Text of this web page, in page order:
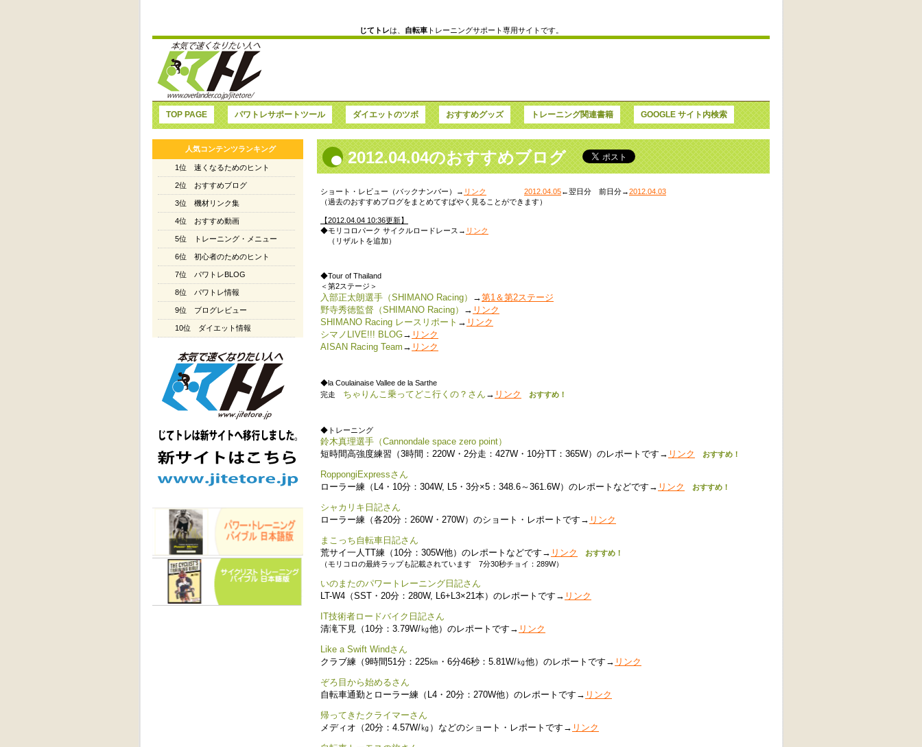
じてトレは、 自転車トレーニングサポート専用サイトです。
2012.04.04のおすすめブログ
ショート・レビュー（バックナンバー）→ リンク 2012.04.05←翌日分 前日分→2012.04.03
（過去のおすすめブログをまとめてすばやく見ることができます）
【2012.04.04 10:36更新】
◆モリコロパーク サイクルロードレース→ リンク
（リザルトを追加）
◆Tour of Thailand
＜第2ステージ＞
入部正太朗選手（SHIMANO Racing） →第1＆第2ステージ
野寺秀徳監督（SHIMANO Racing）
→ リンク
SHIMANO Racing レースリポート → リンク
シマノLIVE!!! BLOG→ リンク
AISAN Racing Team → リンク
◆la Coulainaise Vallee de la Sarthe
完走 ちゃりんこ乗ってどこ行くの？さん → リンク おすすめ！
◆トレーニング
鈴木真理選手（Cannondale space zero point）
短時間高強度練習（3時間：220W・2分走：427W・10分TT：365W）のレポートです→ リンク おすすめ！
RoppongiExpressさん
ローラー練（L4・10分：304W, L5・3分×5：348.6～361.6W）のレポートなどです→ リンク おすすめ！
シャカリキ日記さん
ローラー練（各20分：260W・270W）のショート・レポートです→ リンク
まこっち自転車日記さん
荒サイ一人TT練（10分：305W他）のレポートなどです→ リンク
おすすめ！
（モリコロの最終ラップも記載されています 7分30秒チョイ：289W）
いのまたのパワートレーニング日記さん
LT-W4（SST・20分：280W, L6+L3×21本）のレポートです→ リンク
IT技術者ロードバイク日記さん
清滝下見（10分：3.79W/㎏他）のレポートです→ リンク
Like a Swift Windさん
クラブ練（9時間51分：225㎞・6分46秒：5.81W/㎏他）のレポートです→ リンク
ぞろ目から始めるさん
自転車通勤とローラー練（L4・20分：270W他）のレポートです→ リンク
帰ってきたクライマーさん
メディオ（20分：4.57W/㎏）などのショート・レポートです→ リンク
TOP PAGE パワトレサポートツール ダイエットのツボ おすすめグッズ トレーニング関連書籍 GOOGLE サイト内検索
人気コンテンツランキング
1位 速くなるためのヒント
2位 おすすめブログ
3位 機材リンク集
4位 おすすめ動画
5位 トレーニング・メニュー
6位 初心者のためのヒント
7位 パワトレBLOG
8位 パワトレ情報
9位 ブログレビュー
10位 ダイエット情報